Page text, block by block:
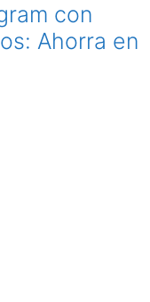
con
Ahorra en